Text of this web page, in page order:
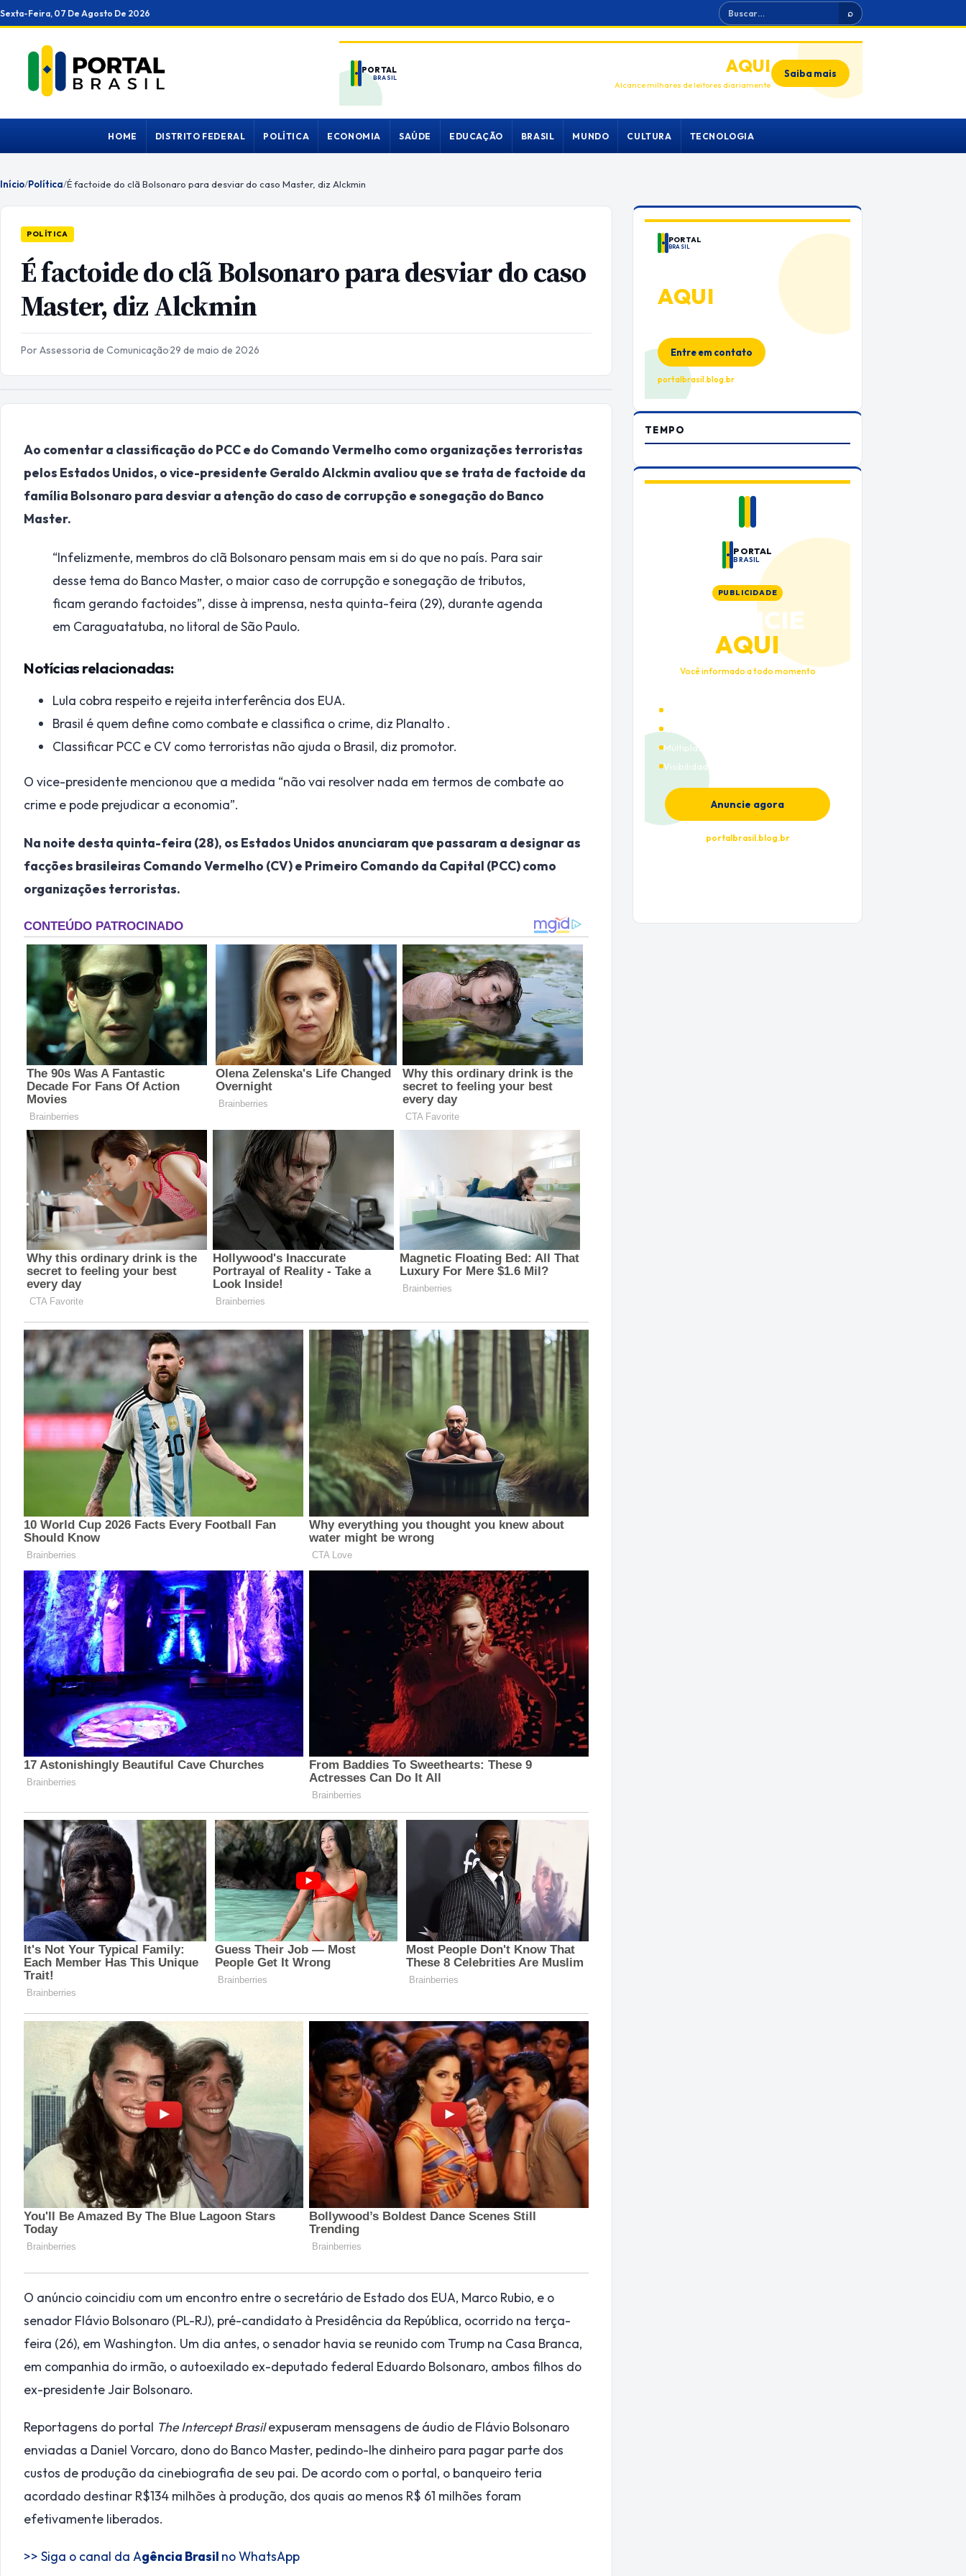
Ir
para
conteúdo
Sexta-Feira, 07 De Agosto De 2026 Buscar ⌕
PORTAL
BRASIL
ANUNCIEAQUI
Alcance milhares de leitores diariamente
Saiba mais
HOME DISTRITO FEDERAL POLÍTICA ECONOMIA SAÚDE EDUCAÇÃO BRASIL MUNDO CULTURA TECNOLOGIA
Início/Política/É factoide do clã Bolsonaro para desviar do caso Master, diz Alckmin
POLÍTICA
É factoide do clã Bolsonaro para desviar do caso
Master, diz Alckmin
Por Assessoria de Comunicação·29 de maio de 2026
Ao comentar a classificação do PCC e do Comando Vermelho como organizações terroristas
pelos Estados Unidos, o vice-presidente Geraldo Alckmin avaliou que se trata de factoide da
família Bolsonaro para desviar a atenção do caso de corrupção e sonegação do Banco
Master.
“Infelizmente, membros do clã Bolsonaro pensam mais em si do que no país. Para sair
desse tema do Banco Master, o maior caso de corrupção e sonegação de tributos,
ficam gerando factoides”, disse à imprensa, nesta quinta-feira (29), durante agenda
em Caraguatatuba, no litoral de São Paulo.
Notícias relacionadas:
Lula cobra respeito e rejeita interferência dos EUA.
Brasil é quem define como combate e classifica o crime, diz Planalto .
Classificar PCC e CV como terroristas não ajuda o Brasil, diz promotor.
O vice-presidente mencionou que a medida “não vai resolver nada em termos de combate ao
crime e pode prejudicar a economia”.
Na noite desta quinta-feira (28), os Estados Unidos anunciaram que passaram a designar as
facções brasileiras Comando Vermelho (CV) e Primeiro Comando da Capital (PCC) como
organizações terroristas.
O anúncio coincidiu com um encontro entre o secretário de Estado dos EUA, Marco Rubio, e o
senador Flávio Bolsonaro (PL-RJ), pré-candidato à Presidência da República, ocorrido na terça-
feira (26), em Washington. Um dia antes, o senador havia se reunido com Trump na Casa Branca,
em companhia do irmão, o autoexilado ex-deputado federal Eduardo Bolsonaro, ambos filhos do
ex-presidente Jair Bolsonaro.
Reportagens do portal The Intercept Brasilexpuseram mensagens de áudio de Flávio Bolsonaro
enviadas a Daniel Vorcaro, dono do Banco Master, pedindo-lhe dinheiro para pagar parte dos
custos de produção da cinebiografia de seu pai. De acordo com o portal, o banqueiro teria
acordado destinar R$134 milhões à produção, dos quais ao menos R$ 61 milhões foram
efetivamente liberados.
>> Siga o canal da Agência Brasil no WhatsApp
PORTAL
BRASIL
AQUI
Espaço premium para sua marca
Entre em contato
portalbrasil.blog.br
TEMPO
PORTAL
BRASIL
PUBLICIDADE
ANUNCIE
AQUI
Você informado a todo momento
Múltiplas categorias
Visibilidade premium
Anuncie agora
portalbrasil.blog.br